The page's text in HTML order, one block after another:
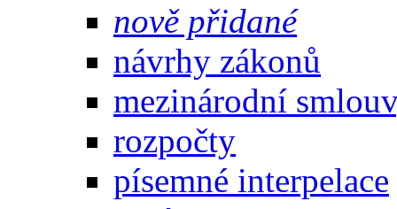
nově přidané
návrhy zákonů
mezinárodní
rozpočty
písemné interpelace